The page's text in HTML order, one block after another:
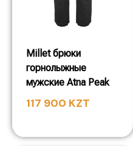
Millet брюки
горнолыжные
мужские Atna Peak
117 900 KZT